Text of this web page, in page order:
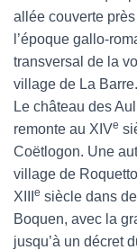
allée couverte
l’époque gallo-
transversal de la
village de La Barre.
Le château des
remonte au XIVe
Coëtlogon. Une
village de
XIII
e siècle dans
Boquen, avec la
jusqu’à un décret